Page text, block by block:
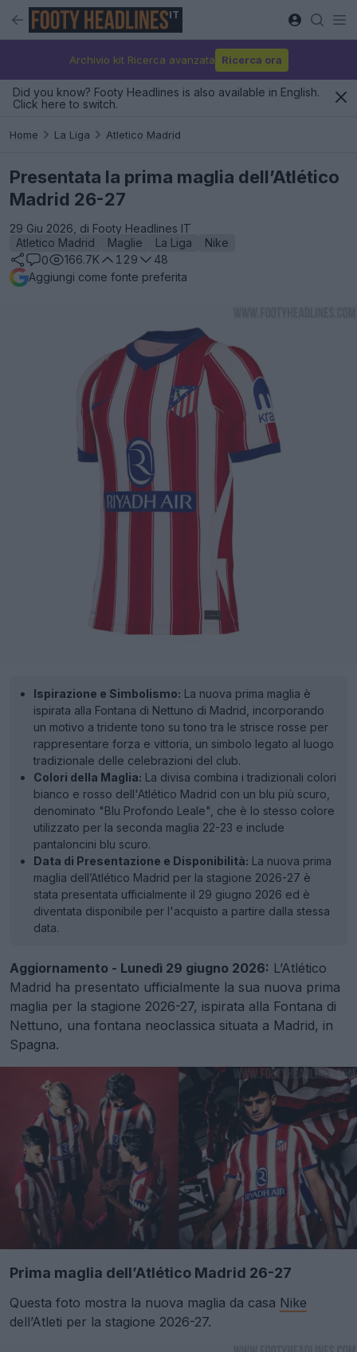
IT
Archivio kit Ricerca avanzata Ricerca ora
Did you know? Footy Headlines is also available in English.
Click here to switch.
Home La Liga Atletico Madrid
Presentata la prima maglia dell’Atlético
Madrid 26-27
29 Giu 2026, di Footy Headlines IT
Atletico Madrid
Maglie La Liga
Nike
0
166.7K 129
48
Aggiungi come fonte preferita
Ispirazione e Simbolismo: La nuova prima maglia è
ispirata alla Fontana di Nettuno di Madrid, incorporando
un motivo a tridente tono su tono tra le strisce rosse per
rappresentare forza e vittoria, un simbolo legato al luogo
tradizionale delle celebrazioni del club.
Colori della Maglia: La divisa combina i tradizionali colori
bianco e rosso dell'Atlético Madrid con un blu più scuro,
denominato "Blu Profondo Leale", che è lo stesso colore
utilizzato per la seconda maglia 22-23 e include
pantaloncini blu scuro.
Data di Presentazione e Disponibilità: La nuova prima
maglia dell’Atlético Madrid per la stagione 2026-27 è
stata presentata ufficialmente il 29 giugno 2026 ed è
diventata disponibile per l'acquisto a partire dalla stessa
data.
Aggiornamento - Lunedì 29 giugno 2026: L’Atlético
Madrid ha presentato ufficialmente la sua nuova prima
maglia per la stagione 2026-27, ispirata alla Fontana di
Nettuno, una fontana neoclassica situata a Madrid, in
Spagna.
Prima maglia dell’Atlético Madrid 26-27
Questa foto mostra la nuova maglia da casa Nike
dell’Atleti per la stagione 2026-27.